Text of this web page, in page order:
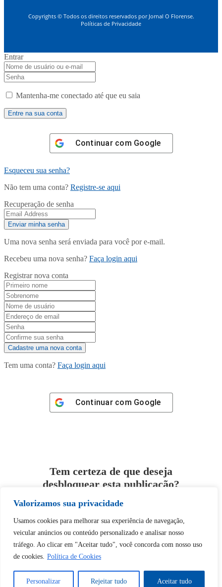
Valorizamos sua privacidade
Usamos cookies para melhorar sua experiência de navegação,
veicular anúncios ou conteúdo personalizado e analisar nosso
tráfego. Ao clicar em "Aceitar tudo", você concorda com nosso uso
de cookies. Política de Cookies
Personalizar Rejeitar tudo Aceitar tudo
Copyrights © Todos os direitos reservados por Jornal O Florense.
Políticas de Privacidade
Entrar
Mantenha-me conectado até que eu saia
Continuar com Google
Esqueceu sua senha?
Não tem uma conta? Registre-se aqui
Recuperação de senha
Uma nova senha será enviada para você por e-mail.
Recebeu uma nova senha? Faça login aqui
Registrar nova conta
Tem uma conta? Faça login aqui
Continuar com Google
Tem certeza de que deseja
desbloquear esta publicação?
Sim Não